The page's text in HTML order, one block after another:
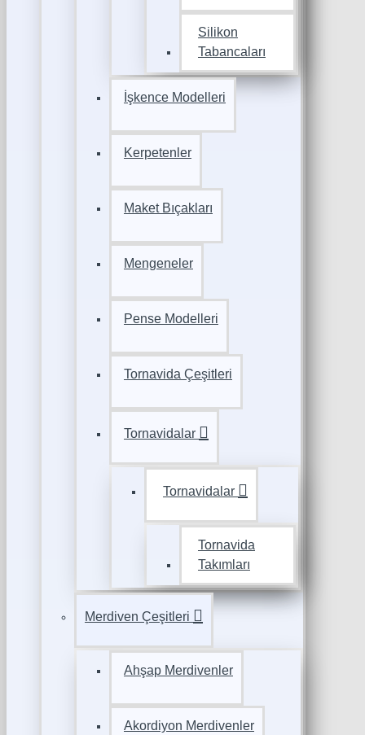
Silikon
Tabancaları
İşkence Modelleri
Kerpetenler
Maket Bıçakları
Mengeneler
Pense Modelleri
Tornavida Çeşitleri
Tornavidalar
Tornavidalar
Tornavida
Takımları
Merdiven Çeşitleri
Ahşap Merdivenler
Akordiyon Merdivenler